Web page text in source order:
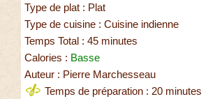
Type de plat : Plat
Type de cuisine : Cuisine indienne
Temps Total : 45 minutes
Calories : Basse
Auteur : Pierre Marchesseau
Temps de préparation : 20 minutes